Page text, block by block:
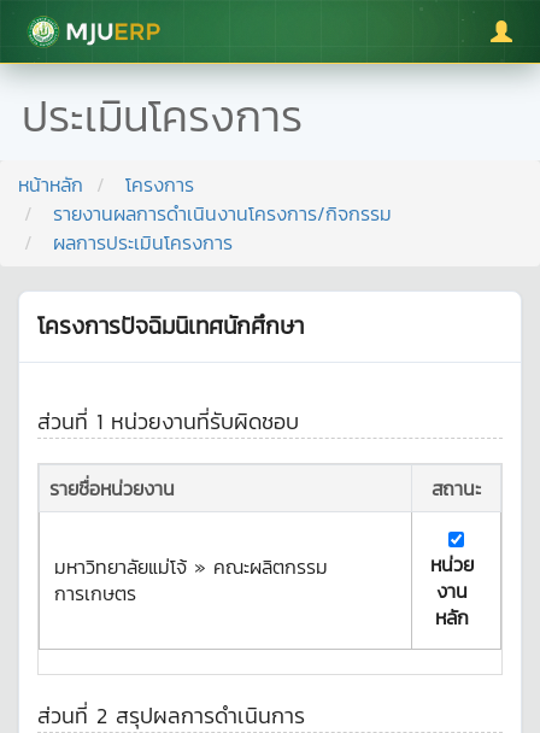
มหาวิทยาลัยแม่โจ้
ประเมินโครงการ
หน้าหลัก
โครงการ
รายงานผลการดำเนินงานโครงการ/กิจกรรม
ผลการประเมินโครงการ
โครงการปัจฉิมนิเทศนักศึกษา
ส่วนที่ 1 หน่วยงานที่รับผิดชอบ
รายชื่อหน่วยงาน สถานะ
มหาวิทยาลัยแม่โจ้ » คณะผลิตกรรม
การเกษตร
หน่วย
งาน
หลัก
ส่วนที่ 2 สรุปผลการดำเนินการ